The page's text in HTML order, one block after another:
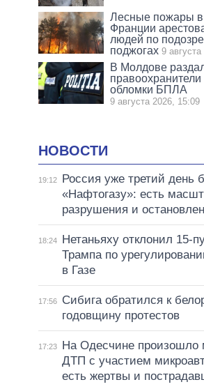
Лесные пожары
Франции
людей по
поджогах 9
В Молдове
обломки БПЛА
9 августа 2026, 15:09
НОВОСТИ
19:12
Россия уже третий день
«Нафтогазу»: есть
разрушения и
18:24
Нетаньяху отклонил 15-
Трампа по
в Газе
17:56
Сибига обратился к
годовщину протестов
17:23
На Одесчине произошло
ДТП с участием
есть жертвы и